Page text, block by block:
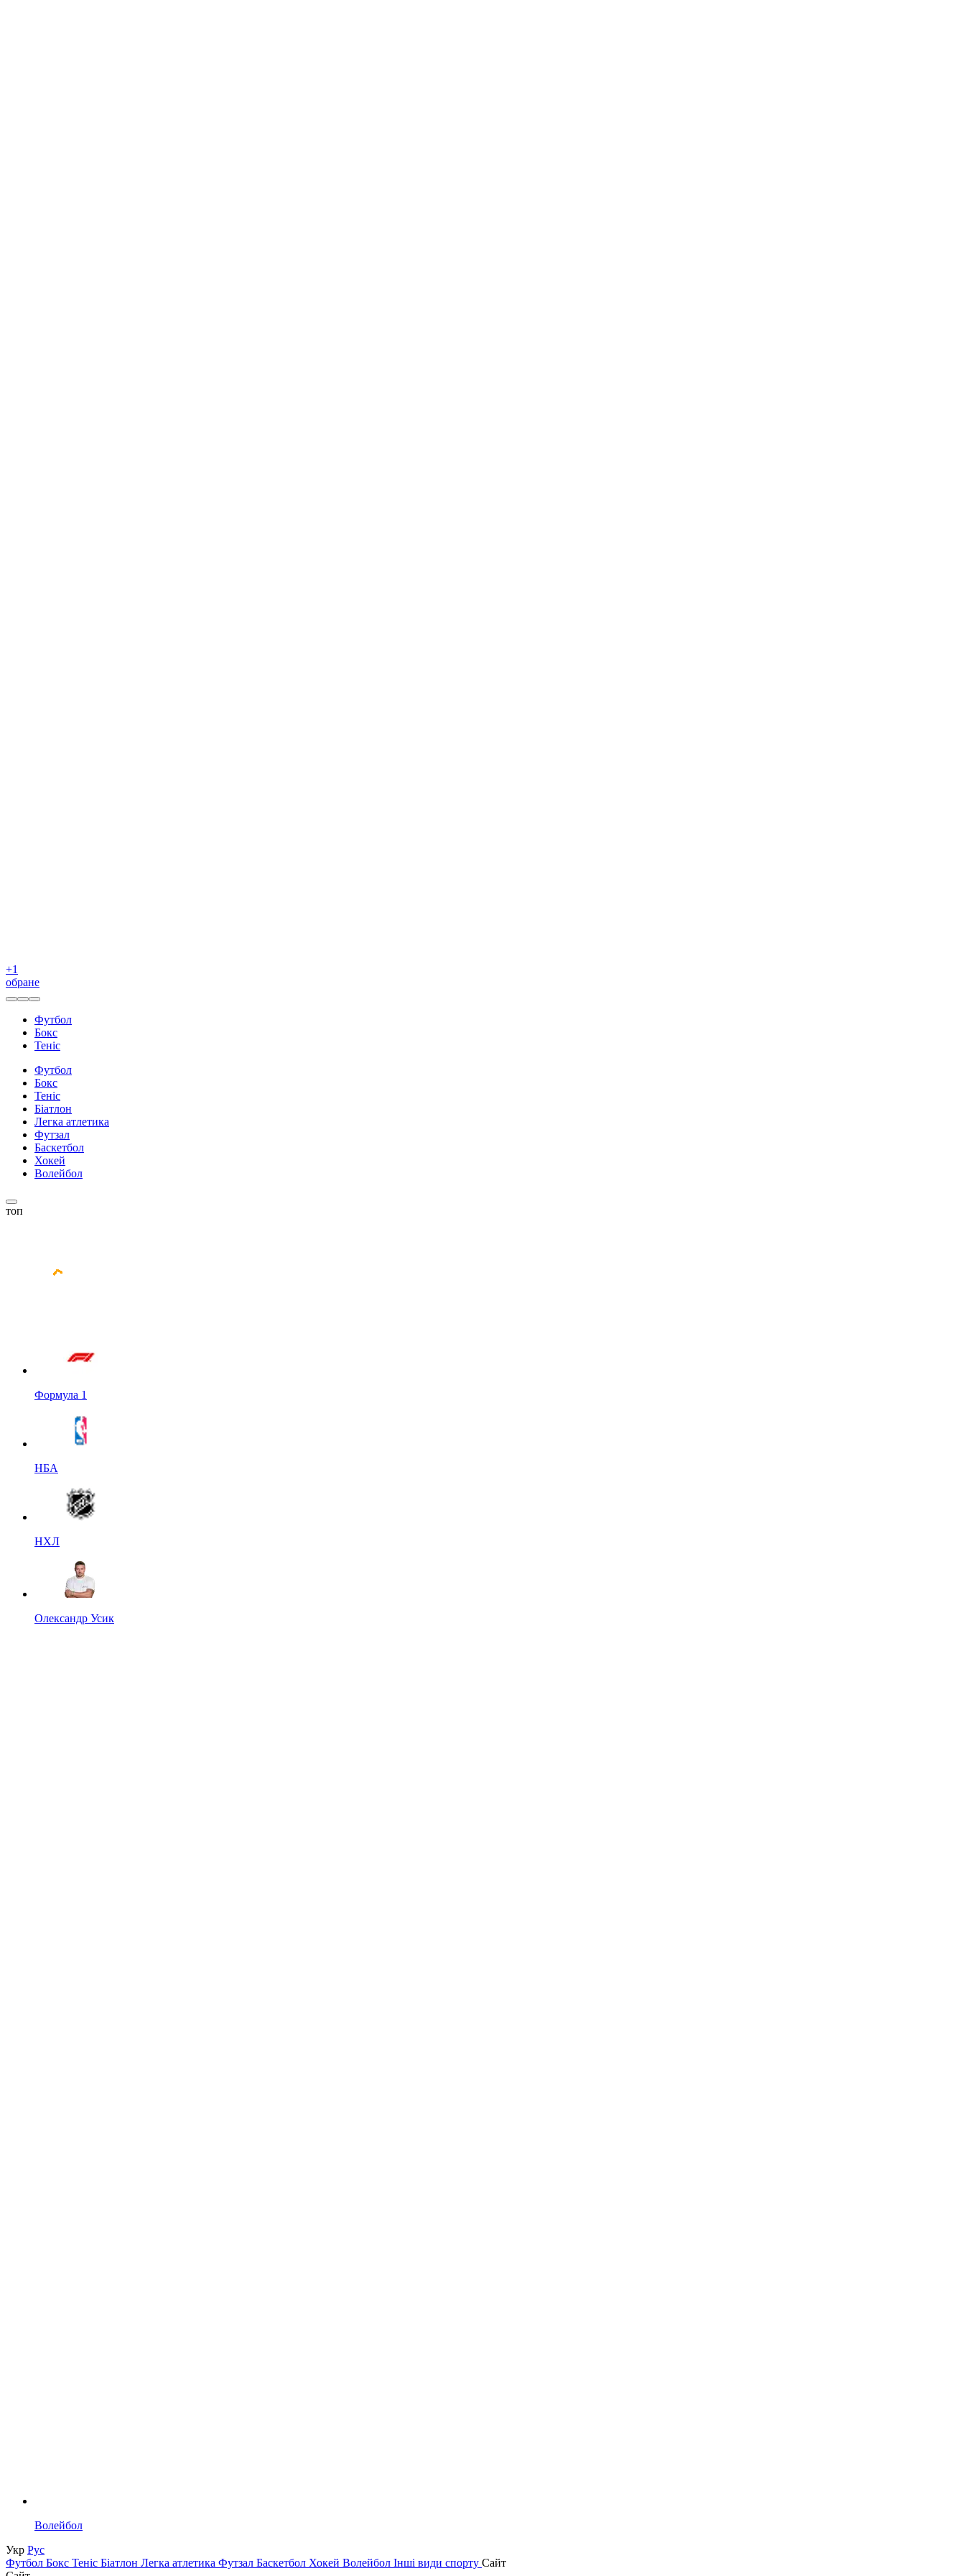
+1
обране
Футбол
Бокс
Теніс
Футбол
Бокс
Теніс
Біатлон
Легка атлетика
Футзал
Баскетбол
Хокей
Волейбол
топ
Формула 1
НБА
НХЛ
Олександр Усик
Волейбол
Укр Рус
Футбол Бокс Теніс Біатлон Легка атлетика Футзал Баскетбол Хокей Волейбол Інші види спорту Сайт